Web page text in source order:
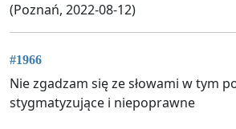
(Poznań, 2022-08-12)
#1966
Nie zgadzam się ze słowami w tym
stygmatyzujące i niepoprawne